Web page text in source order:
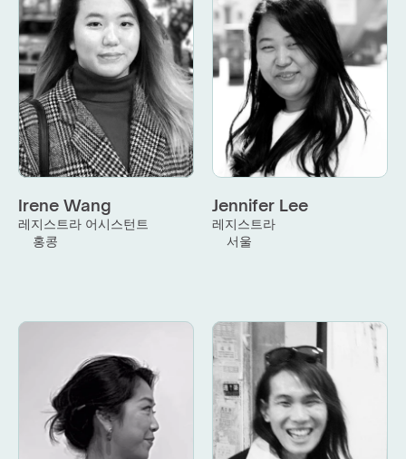
Irene Wang
레지스트라 어시스턴트
홍콩
Jennifer Lee
레지스트라
서울